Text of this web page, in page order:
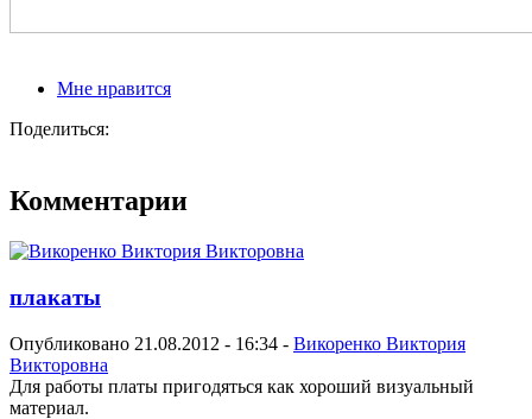
Мне нравится
Поделиться:
Комментарии
плакаты
Опубликовано 21.08.2012 - 16:34 - Викоренко Виктория
Викторовна
Для работы платы пригодяться как хороший визуальный
материал.